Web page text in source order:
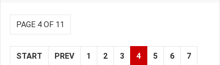
PAGE 4 OF 11
START PREV 1 2 3 4 5 6 7